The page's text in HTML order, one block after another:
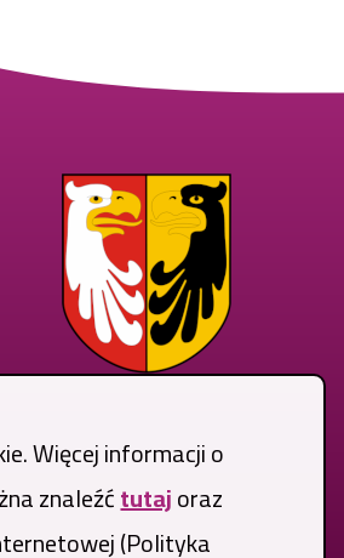
Więcej informacji o
znaleźćtutajoraz
(Polityka